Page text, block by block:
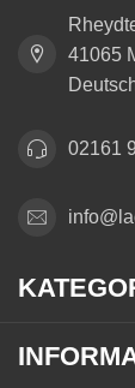
41065
02161